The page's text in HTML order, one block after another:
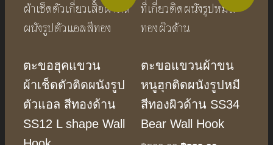
ตะขอฮุคแขวน
ผ้าเช็ดตัวติดผนังรูป
ตัวแอล สีทองด้าน
SS12 L shape Wall
ตะขอแขวนผ้าขน
หนูฮุกติดผนังรูปหมี
สีทองผิวด้าน SS34
Bear Wall Hook